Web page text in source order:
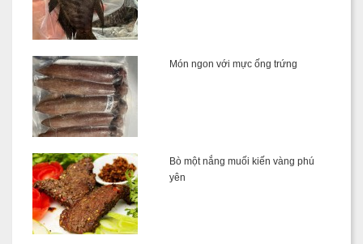
Món ngon với mực ống trứng
Bò một nắng muối kiến vàng phú
yên